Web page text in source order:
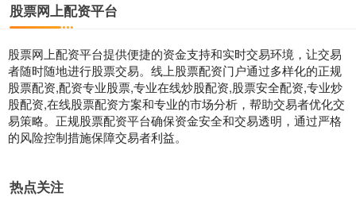
股票网上配资平台
股票网上配资平台提供便捷的资金支持和实时交易环境，让交易
者随时随地进行股票交易。线上股票配资门户通过多样化的正规
股票配资,配资专业股票,专业在线炒股配资,股票安全配资,专业炒
股配资,在线股票配资方案和专业的市场分析，帮助交易者优化交
易策略。正规股票配资平台确保资金安全和交易透明，通过严格
的风险控制措施保障交易者利益。
热点关注